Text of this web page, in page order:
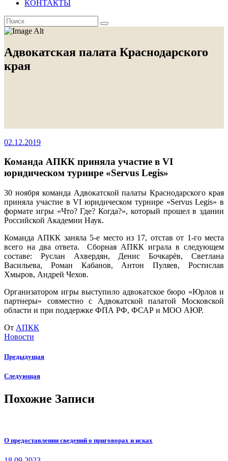
КОНТАКТЫ
Адвокатская палата Краснодарского
края
02.12.2019
Команда АПКК приняла участие в VI
юридическом турнире «Servus Legis»
30 ноября команда Адвокатской палаты Краснодарского края
приняла участие в VI юридическом турнире «Servus Legis» в
формате игры «Что? Где? Когда?», который прошел в здании
Российской Академии Наук.
Команда АПКК заняла 5-е место из 17, отстав от 1-го места
всего на два ответа. Сборная АПКК играла в следующем
составе: Руслан Ахвердян, Денис Бочкарёв, Светлана
Васильева, Роман Кабанов, Антон Пуляев, Ростислав
Хмыров, Андрей Чехов.
Организатором игры выступило адвокатское бюро «Юрлов и
партнеры» совместно с Адвокатской палатой Московской
области и при поддержке ФПА РФ, ФСАР и МОО АЮР.
От АПКК
Новости
Предыдущая
Следующая
Похожие Записи
О предоставлении сведений о приговорах и исках